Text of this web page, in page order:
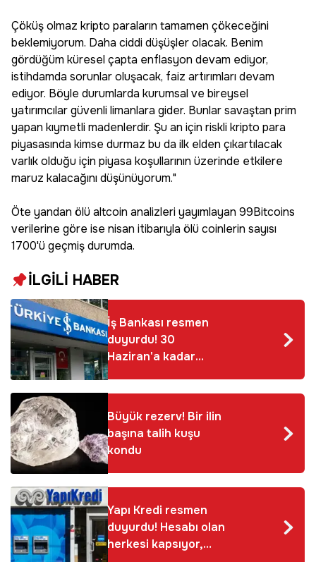
Çöküş olmaz kripto paraların tamamen çökeceğini
beklemiyorum. Daha ciddi düşüşler olacak. Benim
gördüğüm küresel çapta enflasyon devam ediyor,
istihdamda sorunlar oluşacak, faiz artırımları devam
ediyor. Böyle durumlarda kurumsal ve bireysel
yatırımcılar güvenli limanlara gider. Bunlar savaştan prim
yapan kıymetli madenlerdir. Şu an için riskli kripto para
piyasasında kimse durmaz bu da ilk elden çıkartılacak
varlık olduğu için piyasa koşullarının üzerinde etkilere
maruz kalacağını düşünüyorum."
Öte yandan ölü altcoin analizleri yayımlayan 99Bitcoins
verilerine göre ise nisan itibarıyla ölü coinlerin sayısı
1700'ü geçmiş durumda.
İLGİLİ HABER
İş Bankası resmen
duyurdu! 30
Haziran'a kadar
başvuru yapan
müşterilere...
Büyük rezerv! Bir ilin
başına talih kuşu
kondu
Yapı Kredi resmen
duyurdu! Hesabı olan
herkesi kapsıyor,